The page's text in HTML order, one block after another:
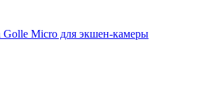
Golle Micro для экшен-камеры